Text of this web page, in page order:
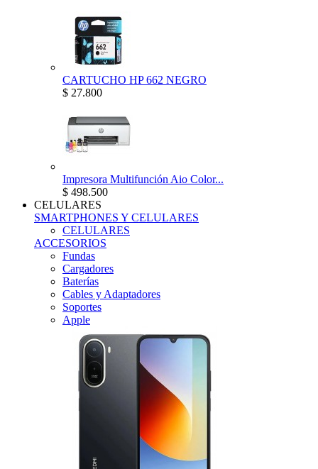
CARTUCHO HP 662 NEGRO
$ 27.800
Impresora Multifunción Aio Color...
$ 498.500
CELULARES
SMARTPHONES Y CELULARES
CELULARES
ACCESORIOS
Fundas
Cargadores
Baterías
Cables y Adaptadores
Soportes
Apple